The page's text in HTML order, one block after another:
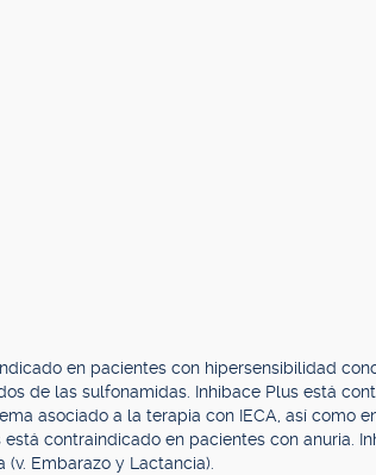
en pacientes con hipersensibilidad
de las sulfonamidas. Inhibace Plus está
asociado a la terapia con IECA, así como
contraindicado en pacientes con anuria.
Embarazo y Lactancia).